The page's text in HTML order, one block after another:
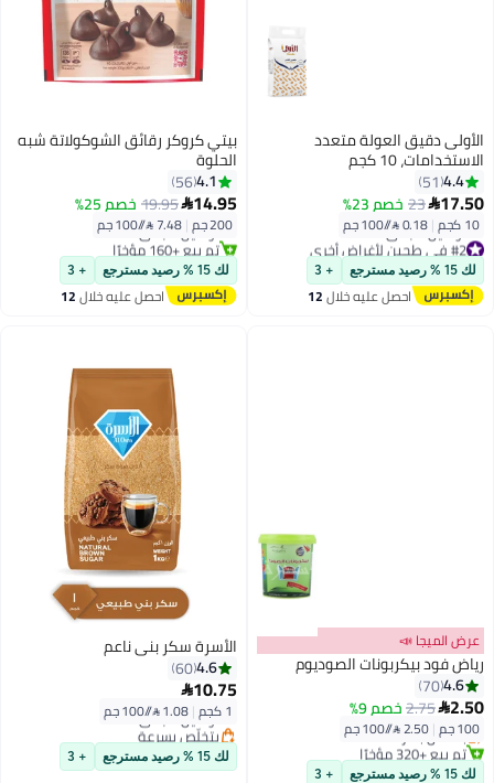
الأولى دقيق العولة متعدد
الاستخدامات، 10 كجم
4.4
51
17.50
23 خصم 23%
10 كجم |
#2 في طحين لأغراض أخرى
أقل سعر في 7 يوم
توصيل مجاني
#2 في طحين لأغراض أخرى
لك 15 % رصيد مسترجع + 3
احصل عليه خلال12
بيتي كروكر رقائق الشوكولاتة شبه
الحلوة
4.1
56
14.95
19.95خصم 25%
200 جم |
#2 في لوازم الزينة
أقل سعر في 7 يوم
توصيل مجاني
تم بيع +160 مؤخرًا
#2 في لوازم الزينةلك 15 % رصيد مسترجع + 3
احصل عليه خلال12
عرض الميجا 📣
رياض فود بيكربونات الصوديوم
4.6
70
2.50
2.75خصم 9%
100 جم |
بتخلّص بسرعة
تم بيع +320 مؤخرًا
بتخلّص بسرعةلك 15 % رصيد مسترجع + 3
الأسرة سكر بني ناعم
4.6
60
10.75
1 كجم |1.08 /⁨/100 جم⁩
أقل سعر في 7 يوم
توصيل مجاني
بتخلّص بسرعة
لك 15 % رصيد مسترجع + 3